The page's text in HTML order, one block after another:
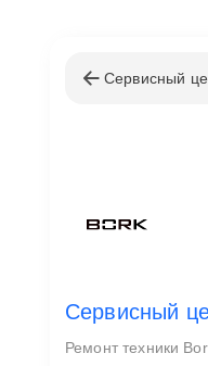
Сервисный
Сервисный
Ремонт техники